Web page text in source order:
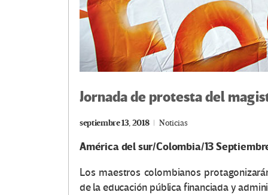
Jornada de protesta del
septiembre 13, 2018 Noticias
América del sur/Colombia/13
Los maestros colombianos
de la educación pública financiada y